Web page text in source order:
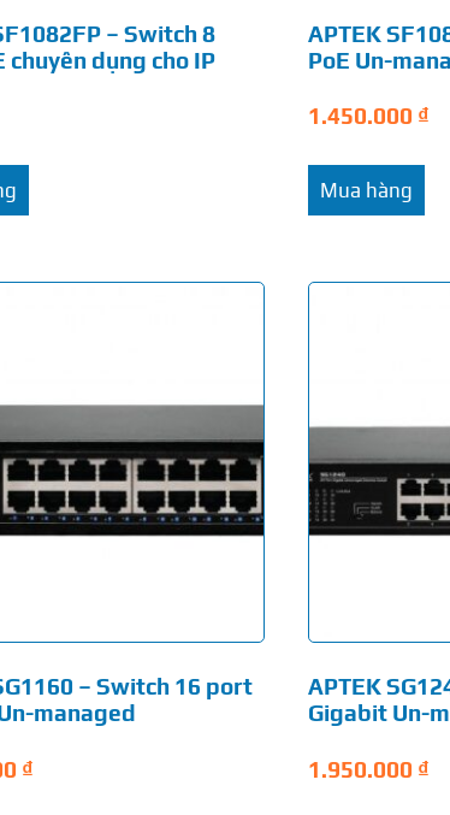
– Switch 8
chuyên dụng cho IP
APTEK
PoE Un-
1.450.000 ₫
Mua hàng
– Switch 16 port
managed
₫
APTEK
Gigabit Un-
1.950.000 ₫